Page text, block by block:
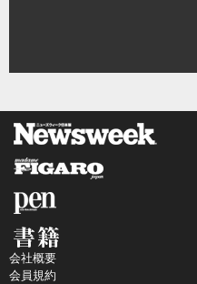
会社概要
会員規約